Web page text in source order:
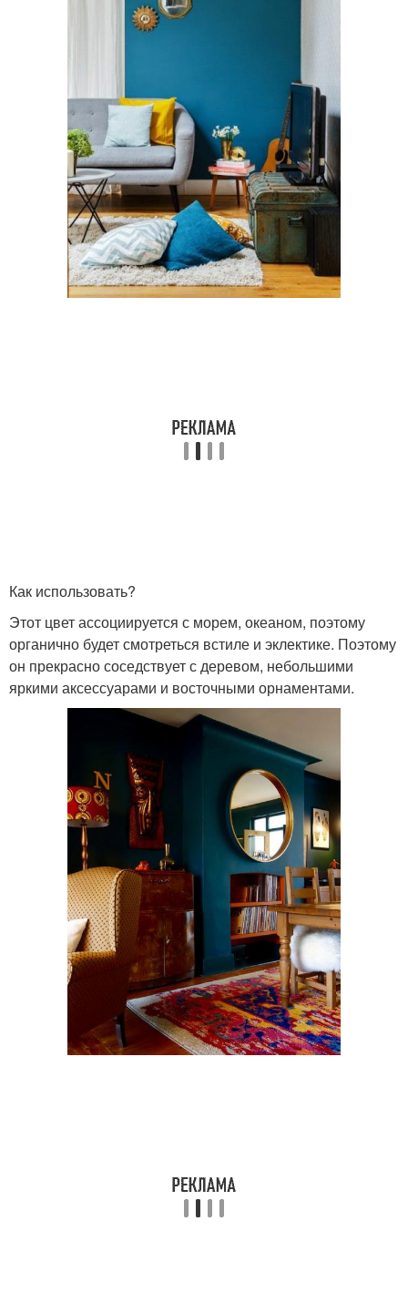
Как использовать?
Этот цвет ассоциируется с морем, океаном, поэтому
органично будет смотреться встиле и эклектике. Поэтому
он прекрасно соседствует с деревом, небольшими
яркими аксессуарами и восточными орнаментами.